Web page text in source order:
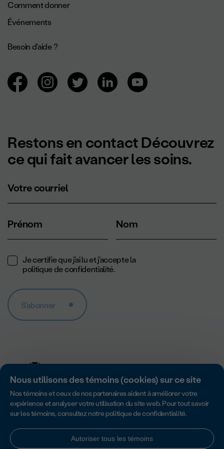
Nous utilisons des témoins (cookies) sur ce site
Nos témoins et ceux de nos partenaires aident à améliorer votre
expérience et analyser votre utilisation du site web. Pour tout savoir
sur les témoins, consultez notrepolitique de confidentialité.
Autoriser tous les témoins
Comment donner
Événements
Besoin d'aide ?
Navigation des réseaux sociaux.
Restons en contact Découvrez
ce qui fait avancer les soins.
Votre courriel
Prénom Nom
Je certifie que j'ai lu et j'accepte la
politique de confidentialité.
S'abonner
Accredité par Imagine Canada pour son excellence en matière de
sans but lucratif.